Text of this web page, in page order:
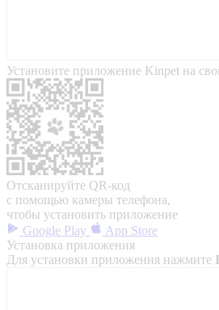
Установите приложение Kinpet на
Отсканируйте QR-код
с помощью камеры телефона,
чтобы установить приложение
Google Play
App Store
Установка приложения
Для установки приложения нажмите